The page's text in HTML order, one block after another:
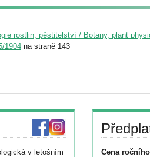
rostlin, pěstitelství / Botany, plant
1904 na straně 143
v letošním
Cena